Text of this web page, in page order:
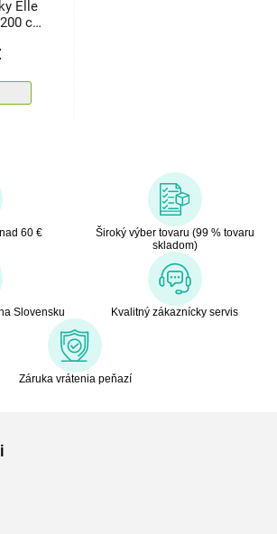
Elle
cm,
60 €
Široký výber tovaru (99 % tovaru
skladom)
Slovensku Kvalitný zákaznícky servis
Záruka vrátenia peňazí